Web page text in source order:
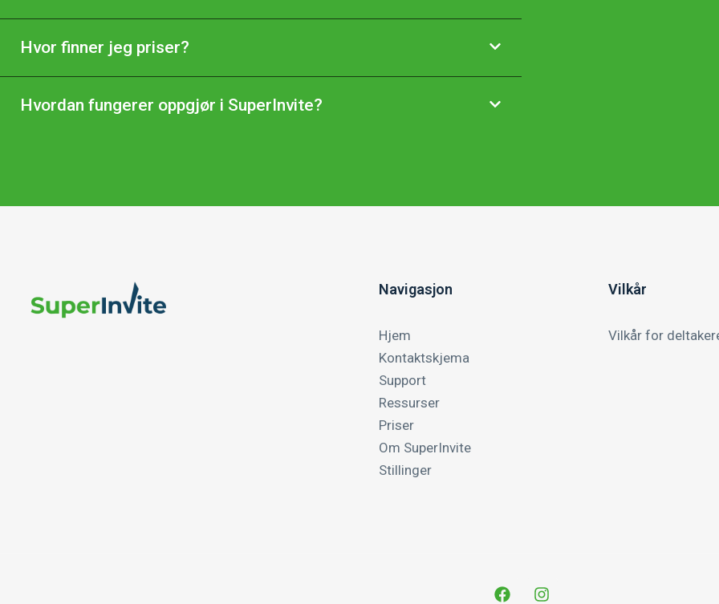
Hvor finner jeg priser?
Hvordan fungerer oppgjør i SuperInvite?
Navigasjon
Hjem
Kontaktskjema
Support
Ressurser
Priser
Om SuperInvite
Stillinger
Vilkår
Vilkår for